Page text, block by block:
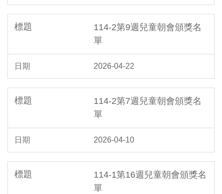
114-2第9週兒童朝會頒獎名
單
2026-04-22
114-2第7週兒童朝會頒獎名
單
2026-04-10
114-1第16週兒童朝會頒獎名
單